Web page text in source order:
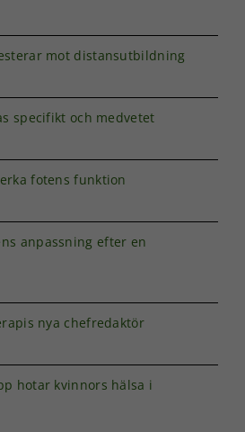
mot distansutbildning
specifikt och medvetet
fotens funktion
anpassning efter en
nya chefredaktör
hotar kvinnors hälsa i
För att vi ska
kunna
funktionalitet
och
hemsidan
hemsida ska
prestera så
ditt besök.
Om du nekar